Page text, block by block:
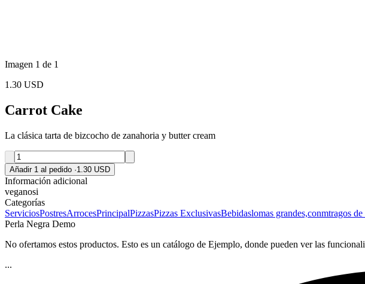
Imagen 1 de 1
1.30 USD
Carrot Cake
La clásica tarta de bizcocho de zanahoria y butter cream
Añadir 1 al pedido ·1.30 USD
Información adicional
veganosi
Categorías
ServiciosPostresArrocesPrincipalPizzasPizzas ExclusivasBebidaslomas grandes,conmtragos de
Perla Negra Demo
No ofertamos estos productos. Esto es un catálogo de Ejemplo, donde pueden ver las
...